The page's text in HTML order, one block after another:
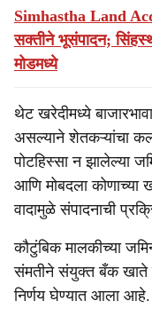
Simhastha Land
सक्तीने भूसंपादन;
मोडमध्ये
थेट खरेदीमध्ये
असल्याने शेतकऱ्यांचा
पोटहिस्सा न झालेल्या
आणि मोबदला कोणाच्या
वादामुळे संपादनाची
कौटुंबिक मालकीच्या
संमतीने संयुक्त बँक खाते
निर्णय घेण्यात आला आहे.